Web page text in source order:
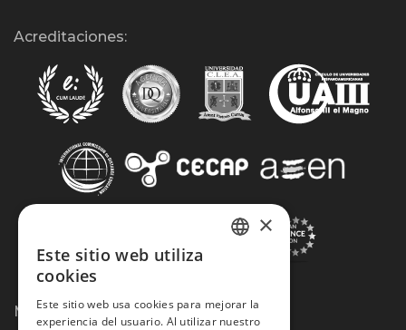
Acreditaciones:
Métodos de Pago:
×
Este sitio web utiliza
cookies
Este sitio web usa cookies para mejorar la
experiencia del usuario. Al utilizar nuestro